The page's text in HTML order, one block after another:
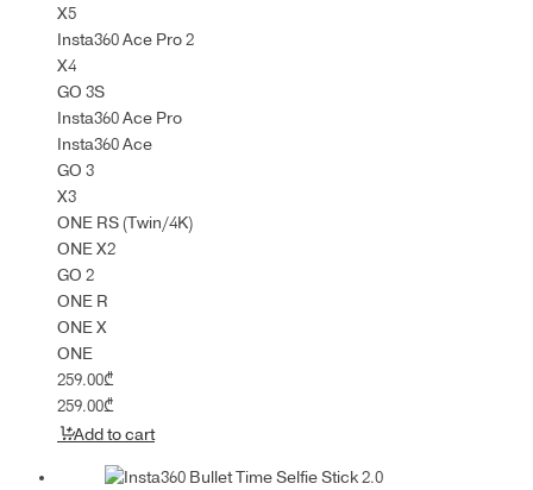
X5
Insta360 Ace Pro 2
X4
GO 3S
Insta360 Ace Pro
Insta360 Ace
GO 3
X3
ONE RS (Twin/4K)
ONE X2
GO 2
ONE R
ONE X
ONE
259.00₾
259.00₾
Add to cart